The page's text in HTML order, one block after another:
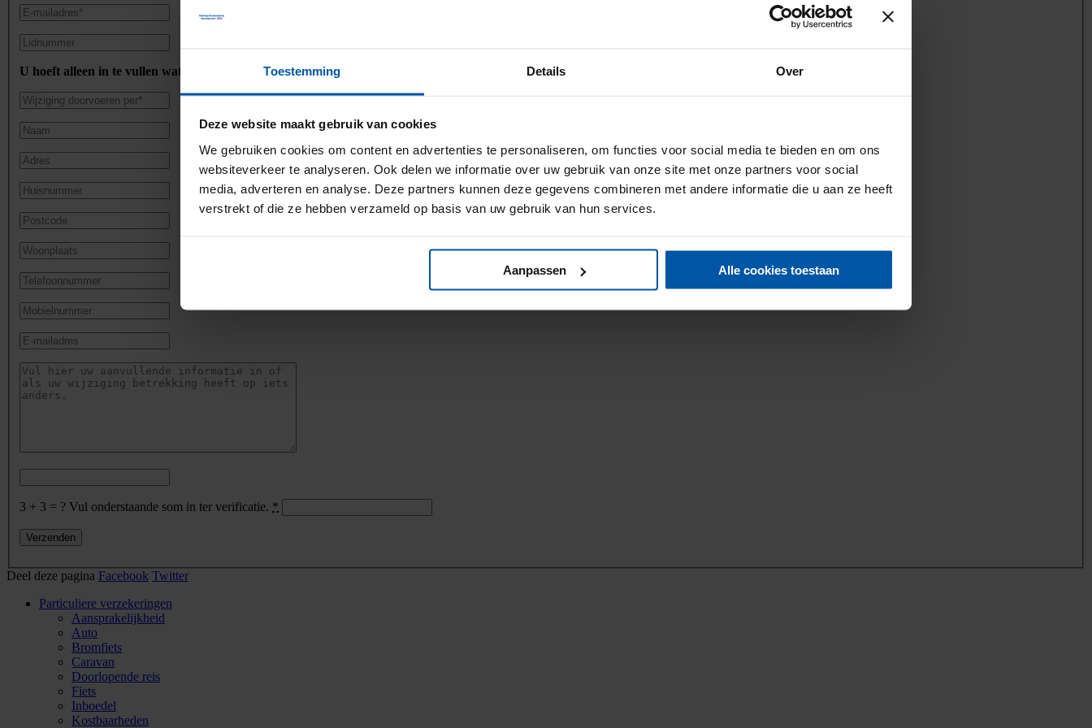
Toestemming Details Over
Deze website maakt gebruik van cookies
We gebruiken cookies om content en advertenties te personaliseren, om functies voor social media te bieden en om ons
websiteverkeer te analyseren. Ook delen we informatie over uw gebruik van onze site met onze partners voor social
media, adverteren en analyse. Deze partners kunnen deze gegevens combineren met andere informatie die u aan ze heeft
verstrekt of die ze hebben verzameld op basis van uw gebruik van hun services.
Aanpassen Alle cookies toestaan
U hoeft alleen in te vullen wat u wilt wijzigen
3 + 3 = ? Vul onderstaande som in ter verificatie. *
Deel deze pagina Facebook Twitter
Particuliere verzekeringen
Aansprakelijkheid
Auto
Bromfiets
Caravan
Doorlopende reis
Fiets
Inboedel
Kostbaarheden